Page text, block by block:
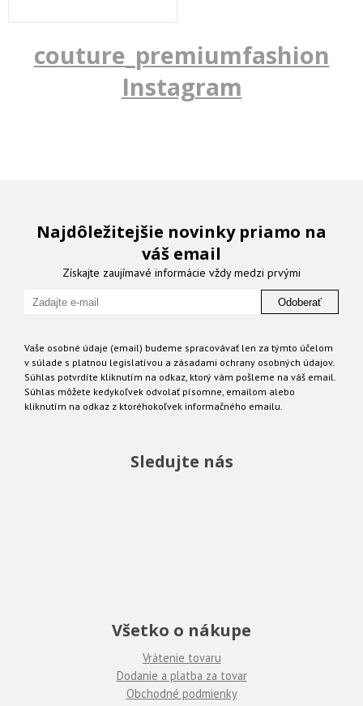
couture_premiumfashion
Instagram
Najdôležitejšie novinky priamo na
váš email
Získajte zaujímavé informácie vždy medzi prvými
Odoberať
Vaše osobné údaje (email) budeme spracovávať len za týmto účelom
v súlade s platnou legislatívou a zásadami ochrany osobných údajov.
Súhlas potvrdíte kliknutím na odkaz, ktorý vám pošleme na váš email.
Súhlas môžete kedykoľvek odvolať písomne, emailom alebo
kliknutím na odkaz z ktoréhokoľvek informačného emailu.
Sledujte nás
Všetko o nákupe
Vrátenie tovaru
Dodanie a platba za tovar
Obchodné podmienky